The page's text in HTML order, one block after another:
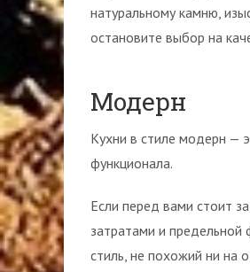
натуральному камню,
остановите выбор на
Модерн
Кухни в стиле модерн —
функционала.
Если перед вами стоит
затратами и предельной
стиль, не похожий ни на